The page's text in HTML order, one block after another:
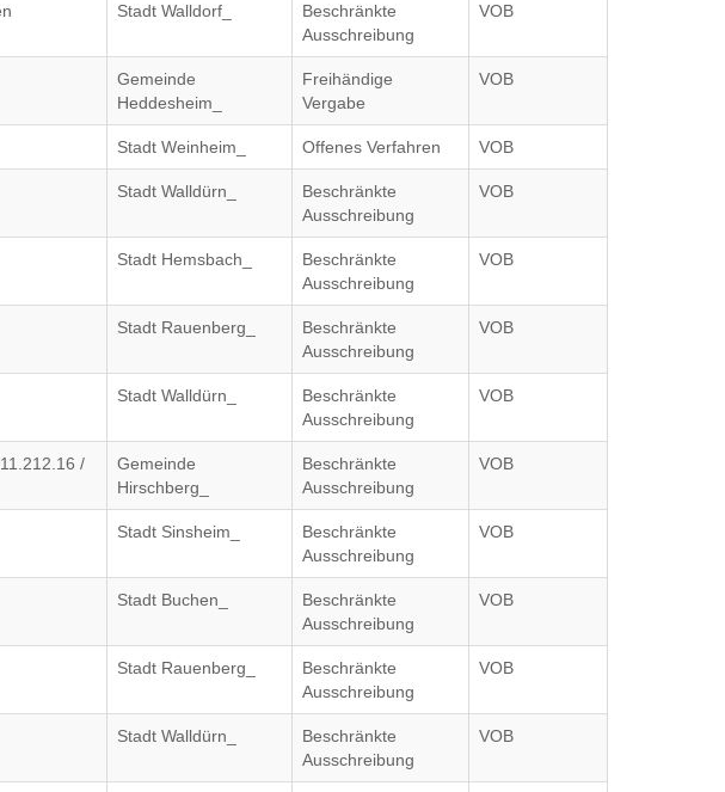
Stadt Walldorf_
Beschränkte
Ausschreibung
VOB
Gemeinde
Heddesheim_
Freihändige
Vergabe
VOB
Stadt Weinheim_ Offenes Verfahren VOB
Stadt Walldürn_
Beschränkte
Ausschreibung
VOB
Stadt Hemsbach_
Beschränkte
Ausschreibung
VOB
Stadt Rauenberg_
Beschränkte
Ausschreibung
VOB
Stadt Walldürn_
Beschränkte
Ausschreibung
VOB
/
Gemeinde
Hirschberg_
Beschränkte
Ausschreibung
VOB
Stadt Sinsheim_
Beschränkte
Ausschreibung
VOB
Stadt Buchen_
Beschränkte
Ausschreibung
VOB
Stadt Rauenberg_
Beschränkte
Ausschreibung
VOB
Stadt Walldürn_
Beschränkte
Ausschreibung
VOB